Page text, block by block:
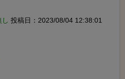
投稿日：2023/08/04 12:38:01